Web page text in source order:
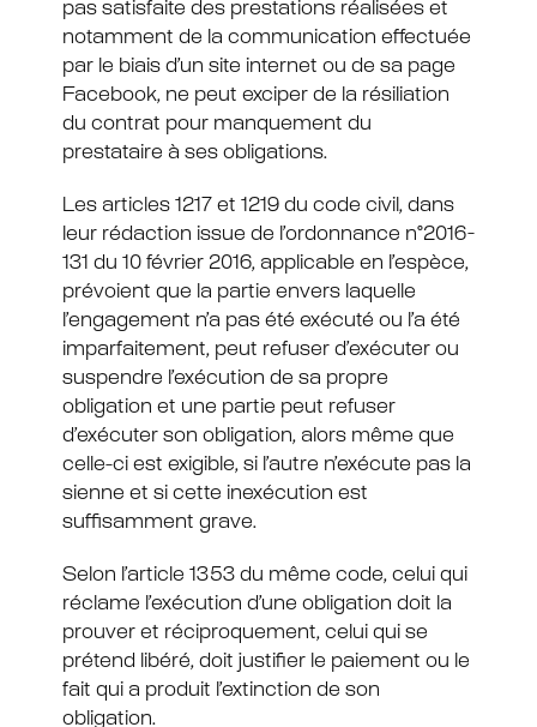
pas satisfaite des prestations réalisées et
notamment de la communication effectuée
par le biais d’un site internet ou de sa page
Facebook, ne peut exciper de la résiliation
du contrat pour manquement du
prestataire à ses obligations.
Les articles 1217 et 1219 du code civil, dans
leur rédaction issue de l’ordonnance n°2016-
131 du 10 février 2016, applicable en l’espèce,
prévoient que la partie envers laquelle
l’engagement n’a pas été exécuté ou l’a été
imparfaitement, peut refuser d’exécuter ou
suspendre l’exécution de sa propre
obligation et une partie peut refuser
d’exécuter son obligation, alors même que
celle-ci est exigible, si l’autre n’exécute pas la
sienne et si cette inexécution est
suffisamment grave.
Selon l’article 1353 du même code, celui qui
réclame l’exécution d’une obligation doit la
prouver et réciproquement, celui qui se
prétend libéré, doit justifier le paiement ou le
fait qui a produit l’extinction de son
obligation.